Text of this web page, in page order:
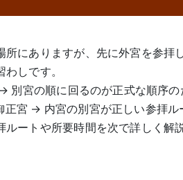
所にありますが、先に外宮を参拝
しです。
別宮の順に回るのが正式な順序
宮 → 内宮の別宮が正しい参拝ル
ートや所要時間を次で詳しく解説